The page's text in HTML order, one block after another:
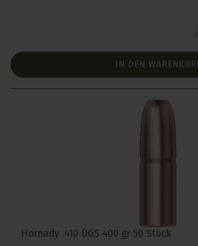
IN DEN
Hornady .410 DGS 400 gr 50 Stück